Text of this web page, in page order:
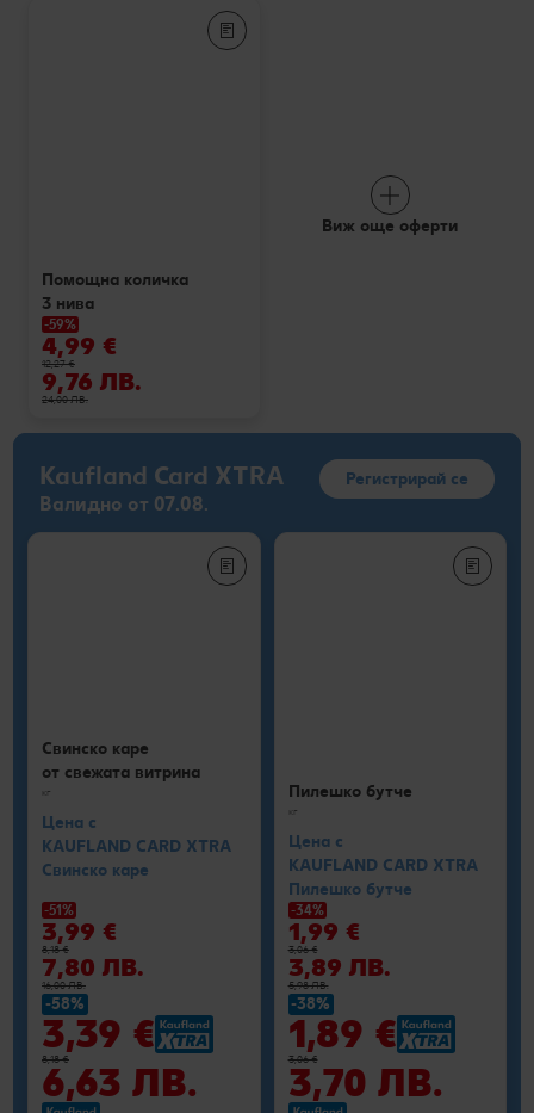
Помощна количка
3 нива
-59%
4,99 €
12,27 €
9,76 ЛВ.
24,00 ЛВ.
Виж още оферти
Kaufland Card XTRA
Валидно от 07.08.
Регистрирай се
Свинско каре
от свежата витрина
кг
Цена с
KAUFLAND CARD XTRA
Свинско каре
-51%
3,99 €
8,18 €
7,80 ЛВ.
16,00 ЛВ.
-58%
3,39 €
8,18 €
6,63 ЛВ.
Пилешко бутче
кг
Цена с
KAUFLAND CARD XTRA
Пилешко бутче
-34%
1,99 €
3,06 €
3,89 ЛВ.
5,98 ЛВ.
-38%
1,89 €
3,06 €
3,70 ЛВ.